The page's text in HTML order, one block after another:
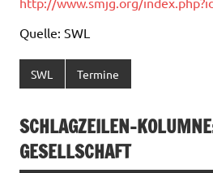
Quelle: SWL
SWL Termine
SCHLAGZEILEN-
GESELLSCHAFT